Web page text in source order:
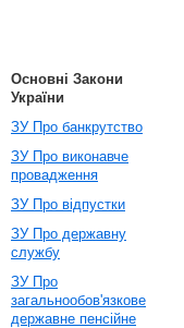
Основні Закони
України
ЗУ Про банкрутство
ЗУ Про виконавче
провадження
ЗУ Про відпустки
ЗУ Про державну
службу
ЗУ Про
загальнообов'язкове
державне пенсійне